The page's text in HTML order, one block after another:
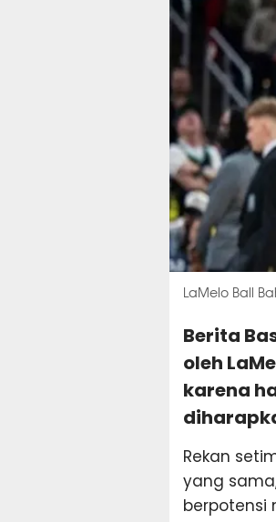
LaMelo Ball
Berita
oleh
karena
Rekan
yang
berpotensi